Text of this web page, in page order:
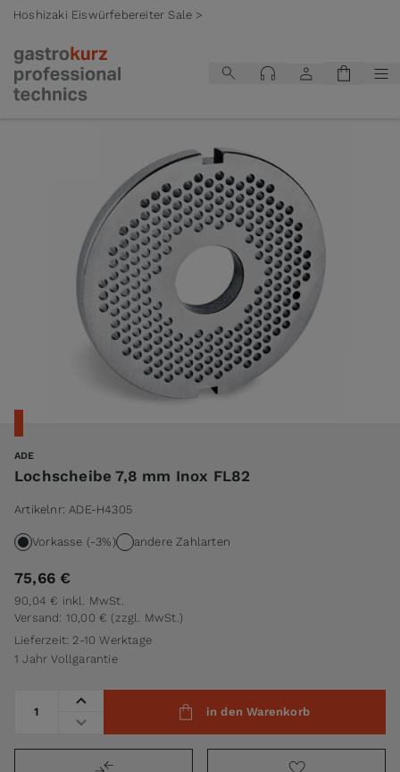
Hoshizaki Eiswürfebereiter Sale >
ADE
Lochscheibe 7,8 mm Inox FL82
Artikelnr: ADE-H4305
Vorkasse (-3%) andere Zahlarten
75,66 €
90,04 € inkl. MwSt.
Versand: 10,00 € (zzgl. MwSt.)
Lieferzeit: 2-10 Werktage
1 Jahr Vollgarantie
in den Warenkorb